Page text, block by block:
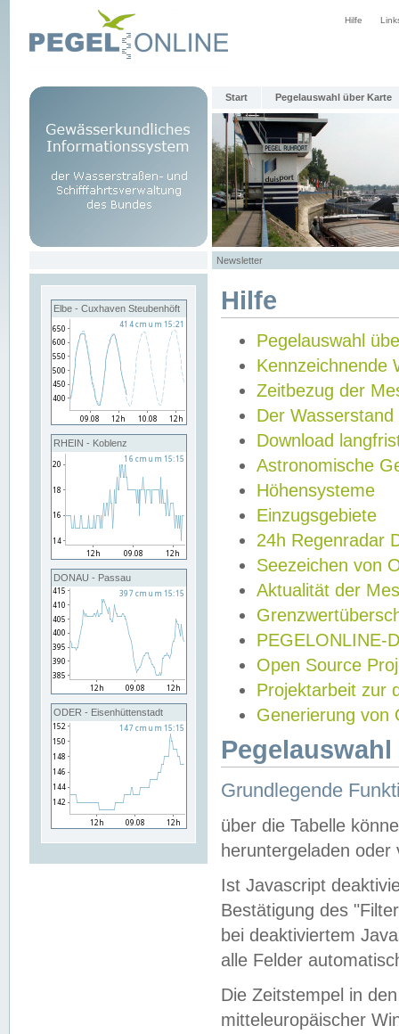
Hilfe
Start Pegelauswahl über Karte
Newsletter
Elbe - Cuxhaven Steubenhöft
RHEIN - Koblenz
DONAU - Passau
ODER - Eisenhüttenstadt
Hilfe
Pegelauswahl
Kennzeichnende
Zeitbezug der
Der Wasserstand
Download
Astronomische
Höhensysteme
Einzugsgebiete
24h Regenradar
Seezeichen von
Aktualität der
PEGELONLINE-
Open Source
Projektarbeit zur
Generierung von
Grundlegende
über die Tabelle
heruntergeladen oder
Ist Javascript
Bestätigung des
bei deaktiviertem
alle Felder
Die Zeitstempel in
mitteleuropäischer